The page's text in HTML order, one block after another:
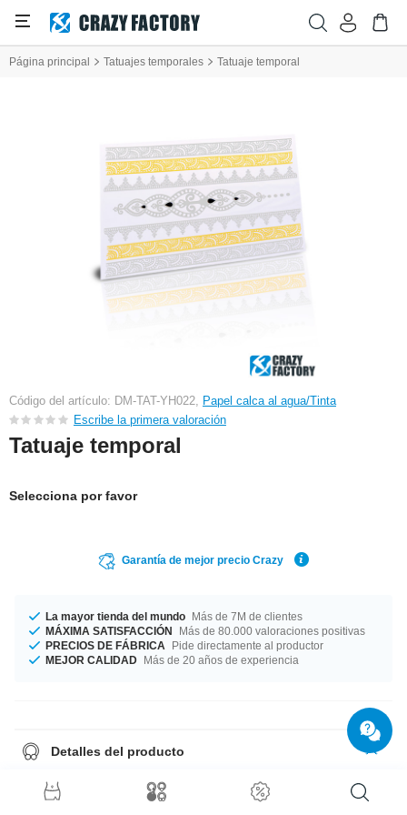
Página principal Tatuajes temporales Tatuaje temporal
Código del artículo: DM-TAT-YH022, Papel calca al agua/Tinta
Escribe la primera valoración
Tatuaje temporal
Selecciona por favor
Garantía de mejor precio Crazy
La mayor tienda del mundo Más de 7M de clientes
MÁXIMA SATISFACCIÓN
Más de 80.000 valoraciones positivas
PRECIOS DE FÁBRICA
Pide directamente al productor
MEJOR CALIDAD Más de 20 años de experiencia
Detalles del producto
elimina facilmente con agua.